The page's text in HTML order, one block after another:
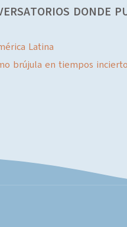
DONDE
Latina
brújula en tiempos